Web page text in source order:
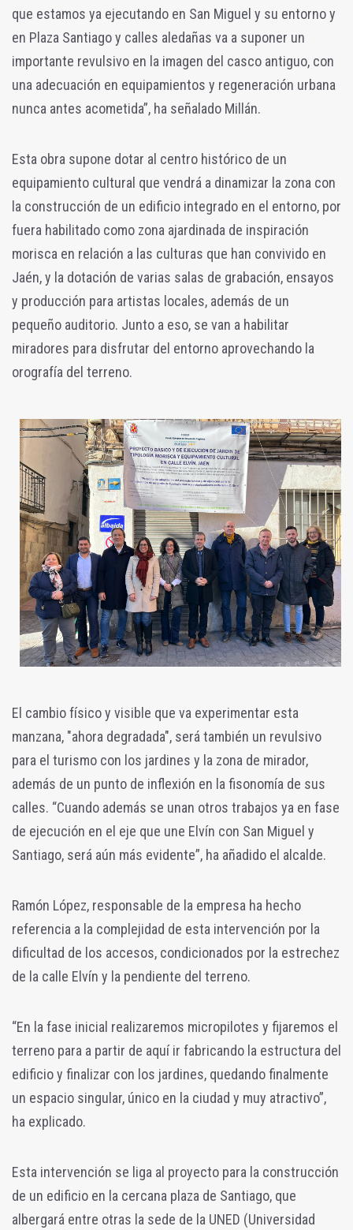
que estamos ya ejecutando en San Miguel y su entorno y
en Plaza Santiago y calles aledañas va a suponer un
importante revulsivo en la imagen del casco antiguo, con
una adecuación en equipamientos y regeneración urbana
nunca antes acometida”, ha señalado Millán.
Esta obra supone dotar al centro histórico de un
equipamiento cultural que vendrá a dinamizar la zona con
la construcción de un edificio integrado en el entorno, por
fuera habilitado como zona ajardinada de inspiración
morisca en relación a las culturas que han convivido en
Jaén, y la dotación de varias salas de grabación, ensayos
y producción para artistas locales, además de un
pequeño auditorio. Junto a eso, se van a habilitar
miradores para disfrutar del entorno aprovechando la
orografía del terreno.
El cambio físico y visible que va experimentar esta
manzana, "ahora degradada", será también un revulsivo
para el turismo con los jardines y la zona de mirador,
además de un punto de inflexión en la fisonomía de sus
calles. “Cuando además se unan otros trabajos ya en fase
de ejecución en el eje que une Elvín con San Miguel y
Santiago, será aún más evidente”, ha añadido el alcalde.
Ramón López, responsable de la empresa ha hecho
referencia a la complejidad de esta intervención por la
dificultad de los accesos, condicionados por la estrechez
de la calle Elvín y la pendiente del terreno.
“En la fase inicial realizaremos micropilotes y fijaremos el
terreno para a partir de aquí ir fabricando la estructura del
edificio y finalizar con los jardines, quedando finalmente
un espacio singular, único en la ciudad y muy atractivo”,
ha explicado.
Esta intervención se liga al proyecto para la construcción
de un edificio en la cercana plaza de Santiago, que
albergará entre otras la sede de la UNED (Universidad